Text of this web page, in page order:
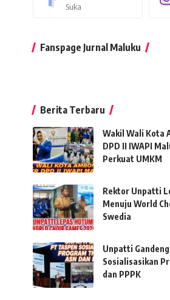
Suka
Fanspage Jurnal Maluku
Berita Terbaru
Wakil Wali Kota
DPD II IWAPI
Perkuat UMKM
Rektor Unpatti
Menuju World
Swedia
Unpatti Gandeng
Sosialisasikan
dan PPPK